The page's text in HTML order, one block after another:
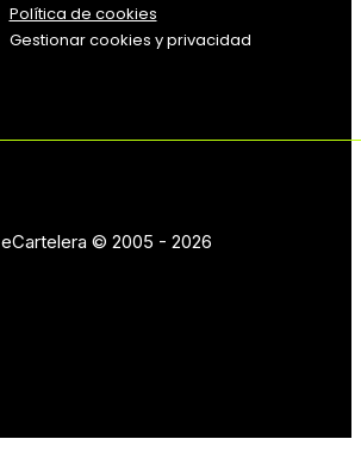
Política de cookies
Gestionar cookies y privacidad
eCartelera © 2005 - 2026